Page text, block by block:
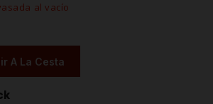
al vacío
A La Cesta